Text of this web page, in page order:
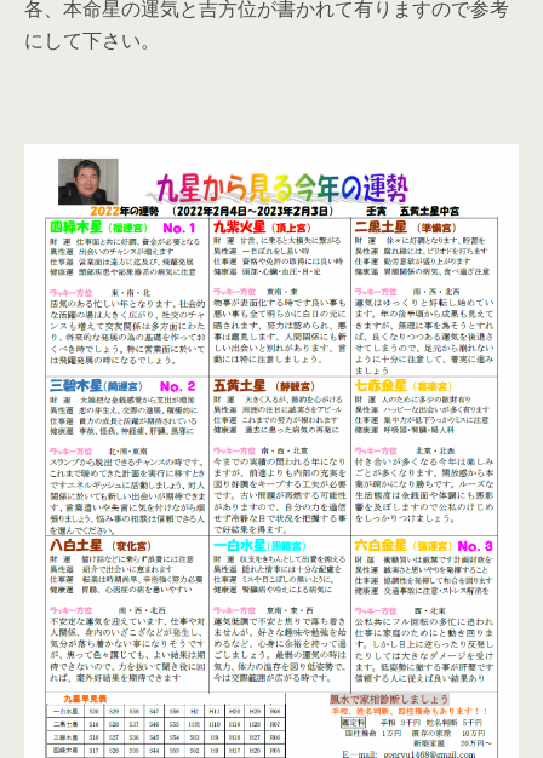
各、本命星の運気と吉方位が書かれて有りますので参考
にして下さい。